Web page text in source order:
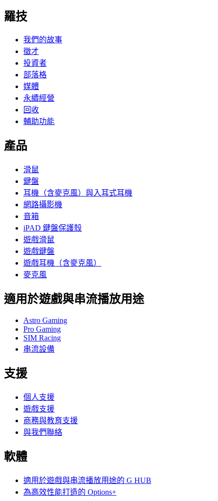
羅技
我們的故事
徵才
投資者
部落格
媒體
永續經營
回收
輔助功能
產品
滑鼠
鍵盤
耳機（含麥克風）與入耳式耳機
網路攝影機
音箱
iPAD 鍵盤保護殼
遊戲滑鼠
遊戲鍵盤
遊戲耳機（含麥克風）
麥克風
適用於遊戲與串流播放用途
Astro Gaming
Pro Gaming
SIM Racing
串流設備
支援
個人支援
遊戲支援
商務與教育支援
與我們聯絡
軟體
適用於遊戲與串流播放用途的 G HUB
為高效性能打造的 Options+